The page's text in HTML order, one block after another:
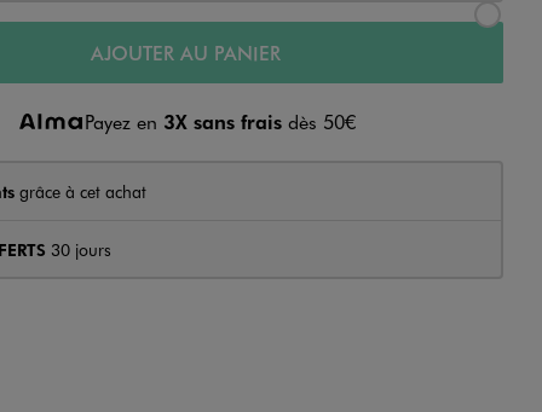
AJOUTER AU PANIER
Payez en 3X sans fraisdès 50€
grâce à cet achat
30 jours